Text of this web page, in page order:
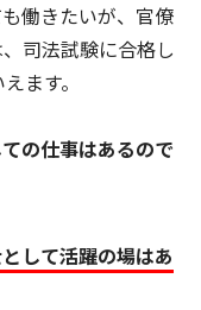
働きたいが、官僚
司法試験に合格し
ます。
の仕事はあるので
して活躍の場はあ